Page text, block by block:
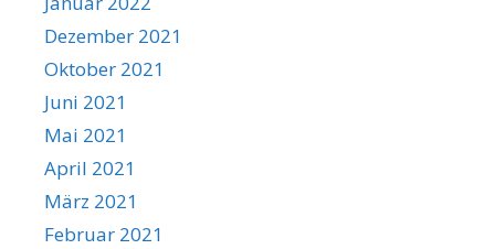
Dezember 2021
Oktober 2021
Juni 2021
Mai 2021
April 2021
März 2021
Februar 2021